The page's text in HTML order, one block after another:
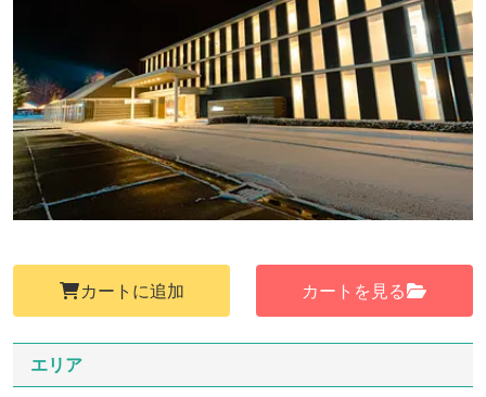
カートに追加 カートを見る
エリア